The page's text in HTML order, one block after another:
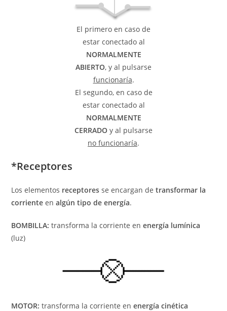
El primero en caso de
estar conectado al
NORMALMENTE
ABIERTO, y al pulsarse
funcionaría.
El segundo, en caso de
estar conectado al
NORMALMENTE
CERRADO y al pulsarse
no funcionaría.
*Receptores
Los elementos receptores se encargan detransformar la
corriente enalgún tipo de energía.
BOMBILLA: transforma la corriente enenergía lumínica
(luz)
MOTOR: transforma la corriente enenergía cinética